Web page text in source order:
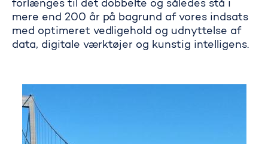
forlænges til det dobbelte og således stå i
mere end 200 år på bagrund af vores indsats
med optimeret vedligehold og udnyttelse af
data, digitale værktøjer og kunstig intelligens.